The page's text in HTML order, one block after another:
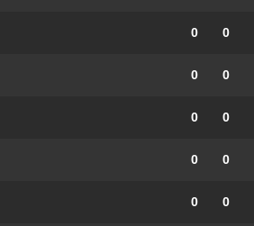
0 0
0 0
0 0
0 0
0 0